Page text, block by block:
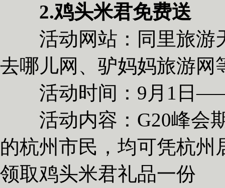
2.鸡头米君免费送
活动网站：同里旅游
去哪儿网、驴妈妈旅游网
活动时间：9月1日
活动内容：G20峰会期
的杭州市民，均可凭杭
领取鸡头米君礼品一份